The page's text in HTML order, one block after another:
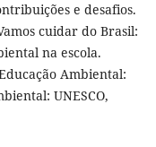
e desafios.
cuidar do Brasil:
na escola.
Ambiental:
UNESCO,